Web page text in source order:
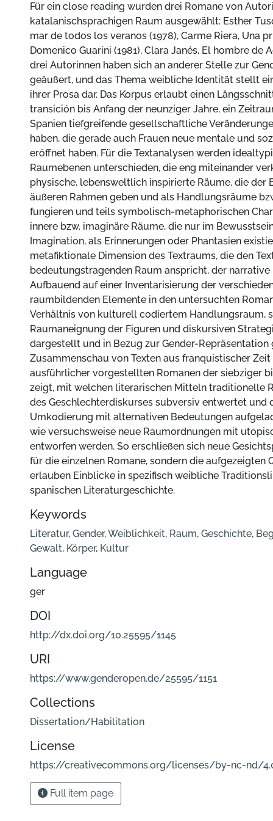
Für ein close reading wurden drei Romane von
katalanischsprachigen Raum ausgewählt: Esther
mar de todos los veranos (1978), Carme Riera, Una
Domenico Guarini (1981), Clara Janés, El hombre de
drei Autorinnen haben sich an anderer Stelle zur
geäußert, und das Thema weibliche Identität stellt
ihrer Prosa dar. Das Korpus erlaubt einen
transición bis Anfang der neunziger Jahre, ein
Spanien tiefgreifende gesellschaftliche
haben, die gerade auch Frauen neue mentale und
eröffnet haben. Für die Textanalysen werden
Raumebenen unterschieden, die eng miteinander
physische, lebensweltlich inspirierte Räume, die der
äußeren Rahmen geben und als Handlungsräume
fungieren und teils symbolisch-metaphorischen
innere bzw. imaginäre Räume, die nur im
Imagination, als Erinnerungen oder Phantasien
metafiktionale Dimension des Textraums, die den
bedeutungstragenden Raum anspricht, der narrative
Aufbauend auf einer Inventarisierung der
raumbildenden Elemente in den untersuchten
Verhältnis von kulturell codiertem Handlungsraum,
Raumaneignung der Figuren und diskursiven
dargestellt und in Bezug zur Gender-Repräsentation
Zusammenschau von Texten aus franquistischer
ausführlicher vorgestellten Romanen der siebziger
zeigt, mit welchen literarischen Mitteln traditionelle
des Geschlechterdiskurses subversiv entwertet und
Umkodierung mit alternativen Bedeutungen
wie versuchsweise neue Raumordnungen mit
entworfen werden. So erschließen sich neue
für die einzelnen Romane, sondern die aufgezeigten
erlauben Einblicke in spezifisch weibliche
spanischen Literaturgeschichte.
Keywords
Literatur, Gender,Weiblichkeit, Raum, Geschichte,
Gewalt, Körper, Kultur
Language
ger
DOI
http://dx.doi.org/10.25595/1145
URI
https://www.genderopen.de/25595/1151
Collections
Dissertation/Habilitation
License
https://creativecommons.org/licenses/by-nc-nd/
Full item page